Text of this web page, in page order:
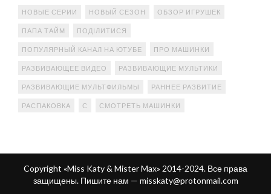
НОВЫЕ СЕРИИ НОВЫЙ СЕЗОН ОБЗОР ИГРУШЕК
ПАПА ТАЙМ ПОДІЛИТИСЯ
ПОПУЛЯРНЫЙ КАНАЛ НА ЮТУБЕ ПРО МАШИНКИ
РАЗВИВАЮЩЕЕ ВИДЕО РАЗВИВАЮЩИЕ МУЛЬТИКИ
РАЗВИВАЮЩИЕ МУЛЬТФИЛЬМЫ РАННЕЕ РАЗВИТИЕ
РАСПАКОВКА С СМОТРЕТЬ МАШИНКИ
Copyright «Miss Katy & Mister Max» 2014-2024. Все права
защищены. Пишите нам — misskaty@protonmail.com